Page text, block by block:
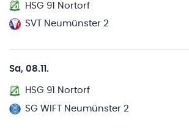
HSG 91 Nortorf
SVT Neumünster 2
Sa, 08.11.
HSG 91 Nortorf
SG WIFT Neumünster 2